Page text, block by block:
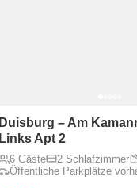
Duisburg – Am
Links Apt 2
6 Gäste 2 Schlafzimmer
Öffentliche Parkplätze